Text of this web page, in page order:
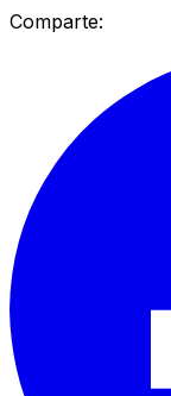
Comparte: